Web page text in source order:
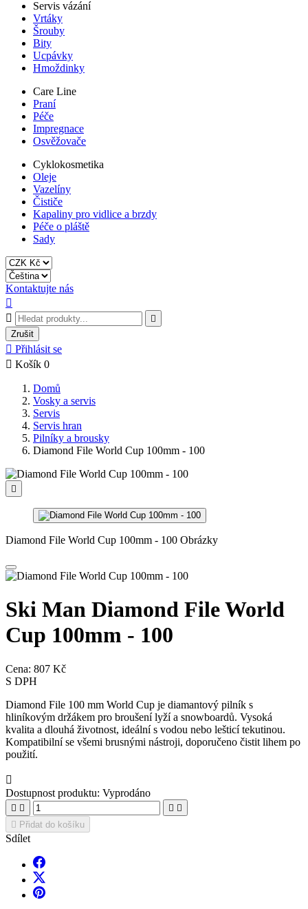
Servis vázání
Vrtáky
Šrouby
Bity
Ucpávky
Hmoždinky
Care Line
Praní
Péče
Impregnace
Osvěžovače
Cyklokosmetika
Oleje
Vazelíny
Čističe
Kapaliny pro vidlice a brzdy
Péče o pláště
Sady
Kontaktujte nás



Zrušit
 Přihlásit se
 Košík 0
Domů
Vosky a servis
Servis
Servis hran
Pilníky a brousky
Diamond File World Cup 100mm - 100

Diamond File World Cup 100mm - 100 Obrázky
Ski Man Diamond File World
Cup 100mm - 100
Cena: 807 Kč
S DPH
Diamond File 100 mm World Cup je diamantový pilník s
hliníkovým držákem pro broušení lyží a snowboardů. Vysoká
kvalita a dlouhá životnost, ideální s vodou nebo lešticí tekutinou.
Kompatibilní se všemi brusnými nástroji, doporučeno čistit lihem po
použití.

Dostupnost produktu: Vyprodáno
   
 Přidat do košíku
Sdílet